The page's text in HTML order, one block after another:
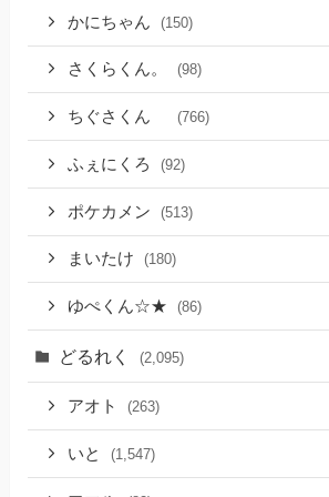
かにちゃん (150)
さくらくん。 (98)
ちぐさくん (766)
ふぇにくろ (92)
ポケカメン (513)
まいたけ (180)
ゆぺくん☆★ (86)
どるれく (2,095)
アオト (263)
いと (1,547)